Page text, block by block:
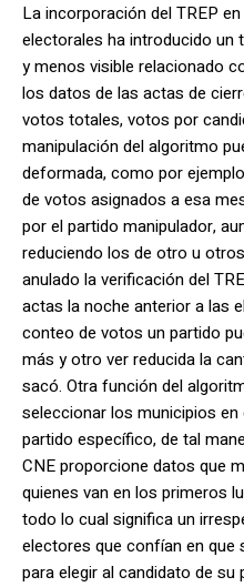
La incorporación del TREP
electorales ha introducido
y menos visible relacionado
los datos de las actas de
votos totales, votos por
manipulación del algoritmo
deformada, como por
de votos asignados a esa
por el partido manipulador,
reduciendo los de otro u
anulado la verificación del
actas la noche anterior a las
conteo de votos un partido
más y otro ver reducida la
sacó. Otra función del
seleccionar los municipios
partido específico, de tal
CNE proporcione datos que
quienes van en los primeros
todo lo cual significa un
electores que confían en que
para elegir al candidato de su